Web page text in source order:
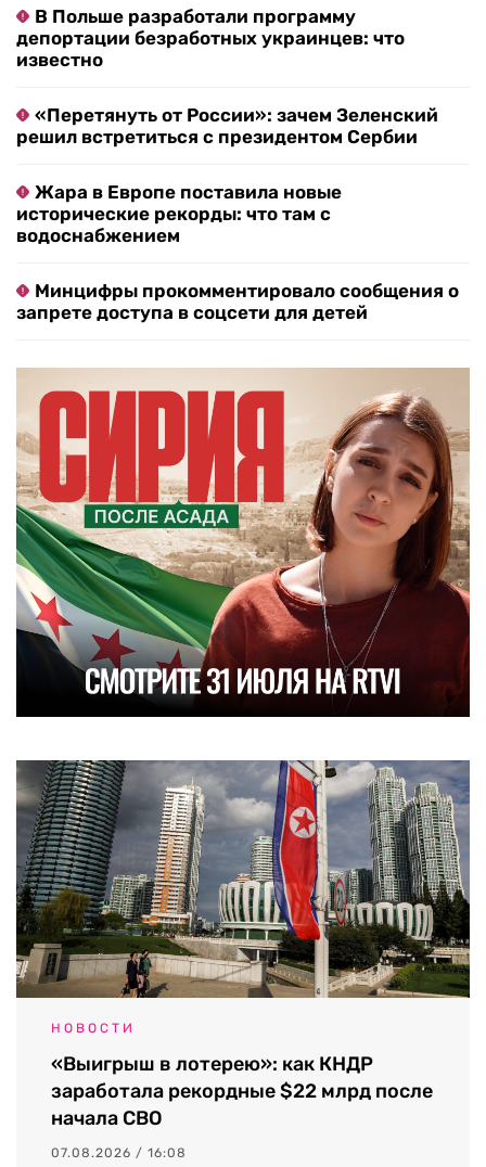
В Польше разработали программу
депортации безработных украинцев: что
известно
«Перетянуть от России»: зачем Зеленский
решил встретиться с президентом Сербии
Жара в Европе поставила новые
исторические рекорды: что там с
водоснабжением
Минцифры прокомментировало сообщения о
запрете доступа в соцсети для детей
НОВОСТИ
«Выигрыш в лотерею»: как КНДР
заработала рекордные $22 млрд после
начала СВО
07.08.2026 / 16:08